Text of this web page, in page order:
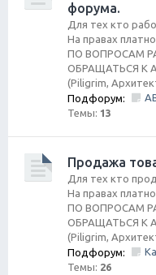
форума.
Для тех кто
На правах
ПО ВОПРОСАМ
ОБРАЩАТЬСЯ К
(Piligrim,
Подфорум:
Темы: 13
Продажа
Для тех кто
На правах
ПО ВОПРОСАМ
ОБРАЩАТЬСЯ К
(Piligrim,
Подфорум:
Темы: 26